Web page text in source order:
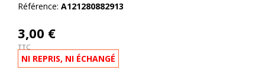
Référence: A121280882913
3,00 €
TTC
NI REPRIS, NI ÉCHANGÉ